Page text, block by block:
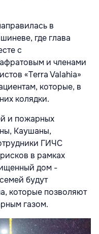
в
где глава
с
и членами
«Terra Valahia»
которые, в
колядки.
и пожарных
Каушаны,
ГИЧС
в рамках
дом -
будут
которые позволяют
газом.